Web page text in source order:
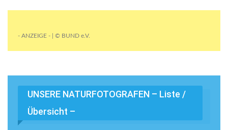
- ANZEIGE - | © BUND e.V.
UNSERE NATURFOTOGRAFEN – Liste /
Übersicht –